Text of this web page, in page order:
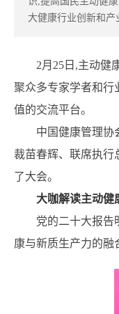
大健康行业创新和产
2月25日,主动健
聚众多专家学者和行
值的交流平台。
中国健康管理协
裁苗春辉、联席执行
了大会。
大咖解读主动健
党的二十大报告
康与新质生产力的融